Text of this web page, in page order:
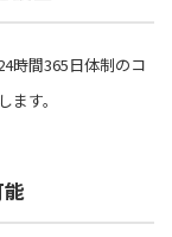
時間365日体制のコ
す。